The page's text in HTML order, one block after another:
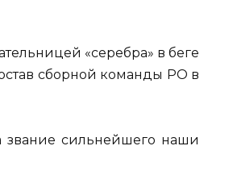
«серебра» в беге
сборной команды РО в
звание сильнейшего наши